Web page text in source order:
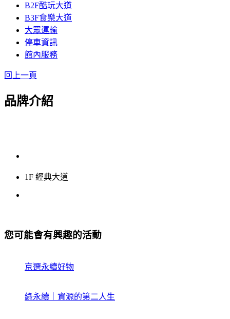
B2F酷玩大道
B3F食樂大道
大眾運輸
停車資訊
館內服務
回上一頁
品牌介紹
1F 經典大道
您可能會有興趣的活動
京選永續好物
綠永續｜資源的第二人生